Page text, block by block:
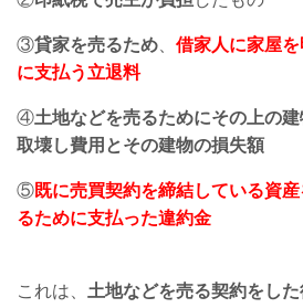
③貸家を売るため
借家人に家屋
に支払う立退料
④土地などを売るためにその上の
取壊し費用とその建物の損失額
⑤既に売買契約を締結している資
るために支払った違約金
これは、 土地などを売る契約をした